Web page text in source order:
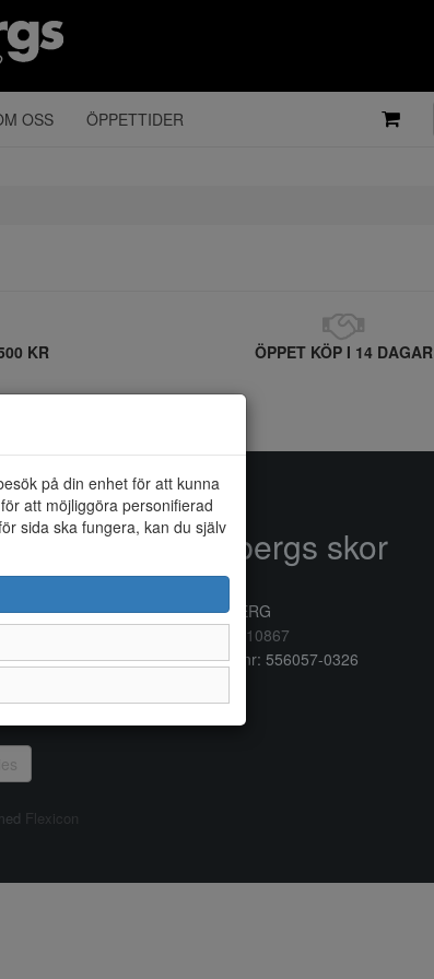
OSS ÖPPETTIDER
KR ÖPPET KÖP I 14 DAGAR
på din enhet för att kunna
att möjliggöra personifierad
sida ska fungera, kan du självAnderbergs skor
432 41 VARBERG
0340/10867
Organisationsnr: 556057-0326
Flexicon